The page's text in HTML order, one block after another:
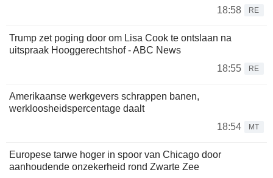
18:58
RE
Trump zet poging door om Lisa Cook te ontslaan na
uitspraak Hooggerechtshof - ABC News
18:55
RE
Amerikaanse werkgevers schrappen banen,
werkloosheidspercentage daalt
18:54
MT
Europese tarwe hoger in spoor van Chicago door
aanhoudende onzekerheid rond Zwarte Zee